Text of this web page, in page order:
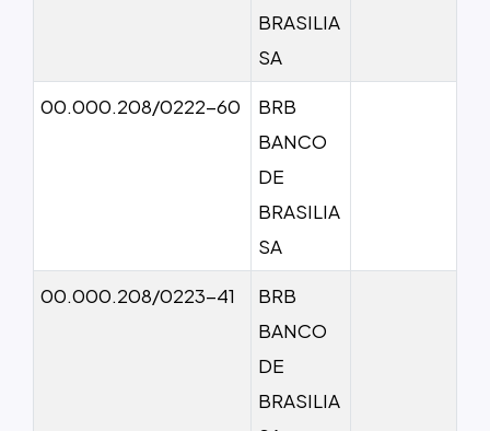
BRASILIA
SA
00.000.208/0222-60
BRB
BANCO
DE
BRASILIA
SA
00.000.208/0223-41
BRB
BANCO
DE
BRASILIA